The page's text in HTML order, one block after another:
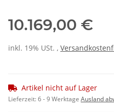
10.169,00 €
inkl. 19% USt. ,
Artikel nicht auf Lager
Lieferzeit:6 - 9 Werktage Ausland